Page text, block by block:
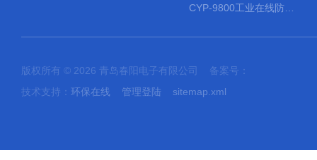
版权所有 © 2026 青岛春阳电子有限公司 备案号：
技术支持： 环保在线 管理登陆 sitemap.xml